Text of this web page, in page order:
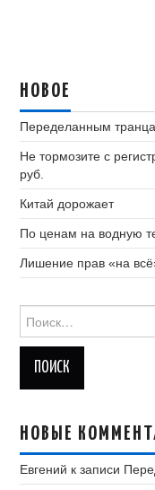
НОВОЕ
Переделанным
Не тормозите с
руб.
Китай дорожает
По ценам на водную
Лишение прав «на
НОВЫЕ
Евгений к записи